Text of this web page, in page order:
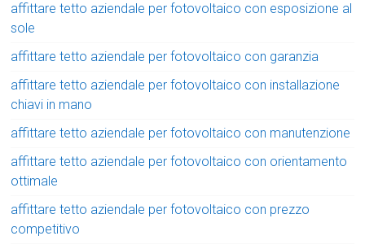
affittare tetto aziendale per fotovoltaico con esposizione al
sole
affittare tetto aziendale per fotovoltaico con garanzia
affittare tetto aziendale per fotovoltaico con installazione
chiavi in mano
affittare tetto aziendale per fotovoltaico con manutenzione
affittare tetto aziendale per fotovoltaico con orientamento
ottimale
affittare tetto aziendale per fotovoltaico con prezzo
competitivo